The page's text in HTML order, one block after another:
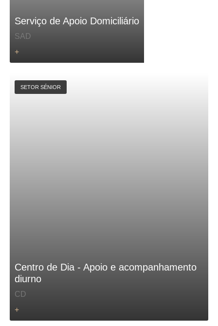
Serviço de Apoio Domiciliário
SAD
+
SETOR SÉNIOR
Centro de Dia - Apoio e acompanhamento
diurno
CD
+